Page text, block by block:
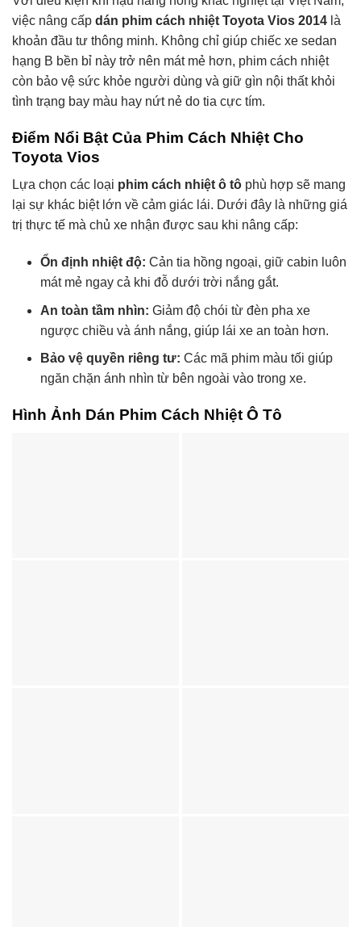
việc nâng cấp dán phim cách nhiệt Toyota Vios 2014 là
khoản đầu tư thông minh. Không chỉ giúp chiếc xe sedan
hạng B bền bỉ này trở nên mát mẻ hơn, phim cách nhiệt
còn bảo vệ sức khỏe người dùng và giữ gìn nội thất khỏi
tình trạng bay màu hay nứt nẻ do tia cực tím.
Điểm Nổi Bật Của Phim Cách Nhiệt Cho
Toyota Vios
Lựa chọn các loại phim cách nhiệt ô tô phù hợp sẽ mang
lại sự khác biệt lớn về cảm giác lái. Dưới đây là những giá
trị thực tế mà chủ xe nhận được sau khi nâng cấp:
Ổn định nhiệt độ: Cản tia hồng ngoại, giữ cabin luôn
mát mẻ ngay cả khi đỗ dưới trời nắng gắt.
An toàn tầm nhìn: Giảm độ chói từ đèn pha xe
ngược chiều và ánh nắng, giúp lái xe an toàn hơn.
Bảo vệ quyền riêng tư: Các mã phim màu tối giúp
ngăn chặn ánh nhìn từ bên ngoài vào trong xe.
Hình Ảnh Dán Phim Cách Nhiệt Ô Tô